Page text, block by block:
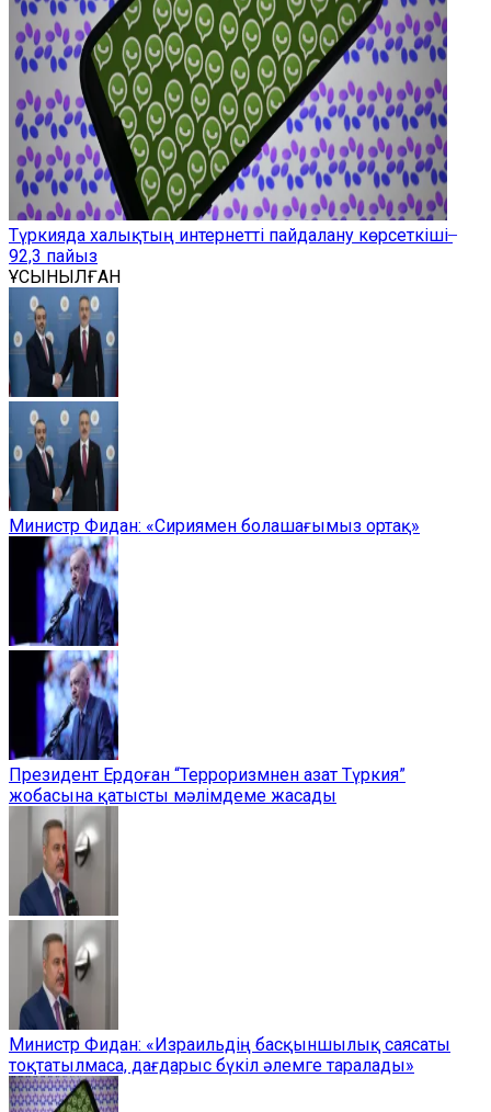
Түркияда халықтың интернетті пайдалану көрсеткіші ̶
92,3 пайыз
ҰСЫНЫЛҒАН
Министр Фидан: «Сириямен болашағымыз ортақ»
Президент Ердоған “Терроризмнен азат Түркия”
жобасына қатысты мәлімдеме жасады
Министр Фидан: «Израильдің басқыншылық саясаты
тоқтатылмаса, дағдарыс бүкіл әлемге таралады»